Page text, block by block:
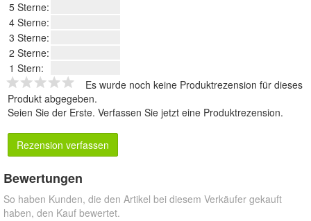
5 Sterne:
4 Sterne:
3 Sterne:
2 Sterne:
1 Stern:
Es wurde noch keine Produktrezension für dieses
Produkt abgegeben.
Seien Sie der Erste. Verfassen Sie jetzt eine Produktrezension.
Rezension verfassen
Bewertungen
So haben Kunden, die den Artikel bei diesem Verkäufer gekauft
haben, den Kauf bewertet.